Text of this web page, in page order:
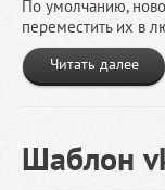
По умолчанию,
переместить их в
Читать далее
Шаблон